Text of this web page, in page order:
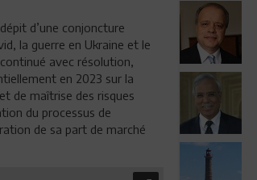
d’une conjoncture
la guerre en Ukraine et le
avec résolution,
en 2023 sur la
de maîtrise des risques
du processus de
de sa part de marché